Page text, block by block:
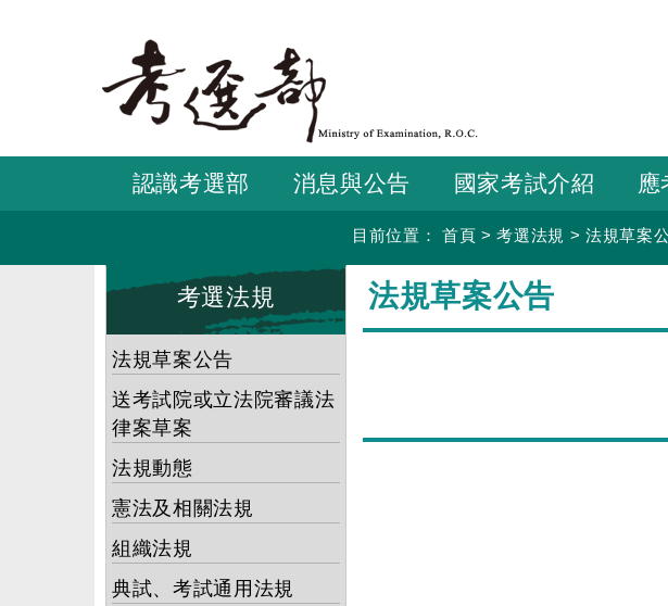
要
容
認識考選部 消息與公告 國家考試介紹 應
目前位置： 首頁 >考選法規 >法規草案
考選法規
法規草案公告
送考試院或立法院審議法
律案草案
法規動態
憲法及相關法規
組織法規
典試、考試通用法規
:::
法規草案公告